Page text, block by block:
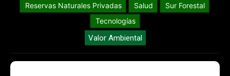
Reservas Naturales Privadas
Salud
Sur Forestal
Tecnologías
Valor Ambiental